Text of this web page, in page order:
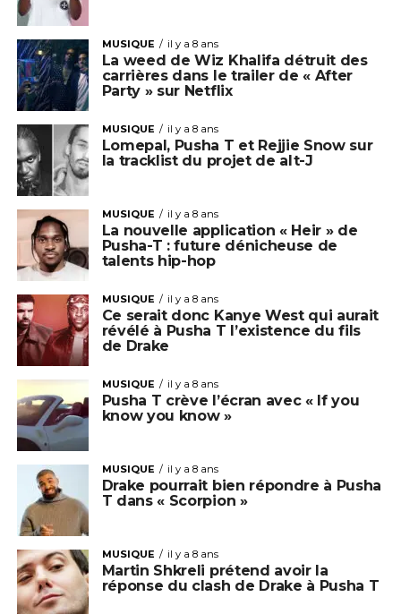
MUSIQUE il y a 8 ans
La weed de Wiz Khalifa détruit des
carrières dans le trailer de « After
Party » sur Netflix
MUSIQUE il y a 8 ans
Lomepal, Pusha T et Rejjie Snow sur
la tracklist du projet de alt-J
MUSIQUE il y a 8 ans
La nouvelle application « Heir » de
Pusha-T : future dénicheuse de
talents hip-hop
MUSIQUE il y a 8 ans
Ce serait donc Kanye West qui aurait
révélé à Pusha T l’existence du fils
de Drake
MUSIQUE il y a 8 ans
Pusha T crève l’écran avec « If you
know you know »
MUSIQUE il y a 8 ans
Drake pourrait bien répondre à Pusha
T dans « Scorpion »
MUSIQUE il y a 8 ans
Martin Shkreli prétend avoir la
réponse du clash de Drake à Pusha T